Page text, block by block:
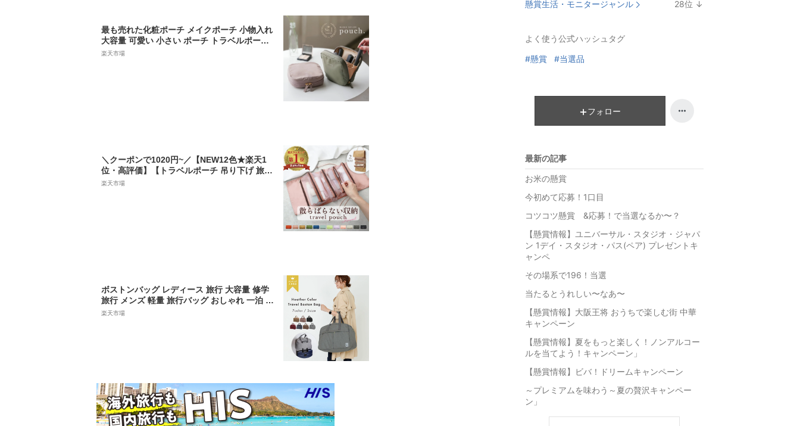
最も売れた化粧ポーチ メイクポーチ 小物入れ
大容量 可愛い 小さい ポーチ トラベルポーチ
大きめ かわいい おしゃれ コンパクト 縦型 収
楽天市場
＼クーポンで1020円~／【NEW12色★楽天1
位・高評価】【トラベルポーチ 吊り下げ 旅行
ポーチ】 スキンケア コスメポーチ 化粧ポー
楽天市場
ボストンバッグ レディース 旅行 大容量 修学
旅行 メンズ 軽量 旅行バッグ おしゃれ 一泊 旅
行 バッグ 折りたたみ 折り畳み 一泊旅行 バッ
楽天市場
懸賞生活・モニタージャンル 28位 ↓
よく使う公式ハッシュタグ
#懸賞 #当選品
フォロー
最新の記事
お米の懸賞
今初めて応募！1口目
コツコツ懸賞 &応募！で当選なるか〜？
【懸賞情報】ユニバーサル・スタジオ・ジャパ
ン 1デイ・スタジオ・パス(ペア) プレゼントキ
ャンペ
その場系で196！当選
当たるとうれしい〜なあ〜
【懸賞情報】大阪王将 おうちで楽しむ街 中華
キャンペーン
【懸賞情報】夏をもっと楽しく！ノンアルコー
ルを当てよう！キャンペーン」
【懸賞情報】ビバ！ドリームキャンペーン
～プレミアムを味わう～夏の贅沢キャンペー
ン」